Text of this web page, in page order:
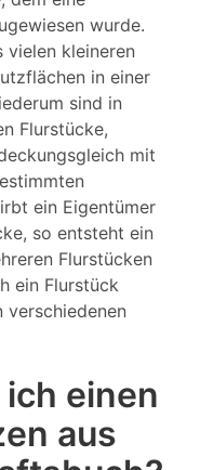
wurde.
vielen kleineren
in einer
sind in
Flurstücke,
mit
ein Eigentümer
so entsteht ein
Flurstücken
ein Flurstück
verschiedenen
einen
aus